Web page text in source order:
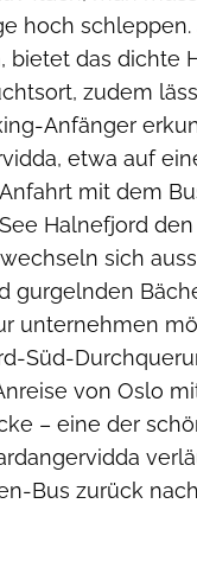
hoch
bietet das dichte
zudem
Anfänger
etwa auf
mit dem
Halnefjord
sich
gurgelnden
unternehmen
Süd-
von Oslo
– eine der
Bus zurück